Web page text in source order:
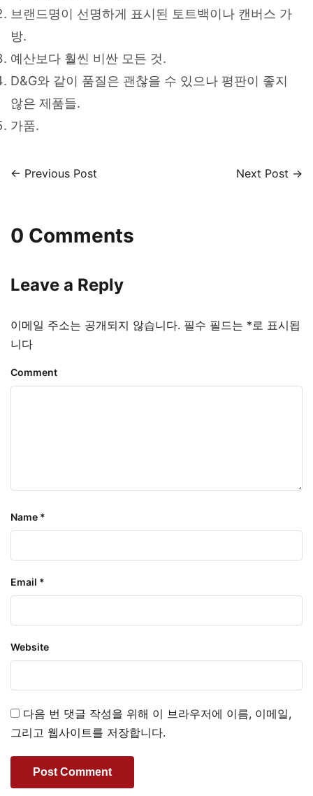
브랜드명이 선명하게 표시된 토트백이나 캔버스 가
방.
예산보다 훨씬 비싼 모든 것.
D&G와 같이 품질은 괜찮을 수 있으나 평판이 좋지
않은 제품들.
가품.
← Previous Post Next Post →
0 Comments
Leave a Reply
이메일 주소는 공개되지 않습니다. 필수 필드는 * 로 표시됩
니다
Comment
Name *
Email *
Website
다음 번 댓글 작성을 위해 이 브라우저에 이름, 이메일,
그리고 웹사이트를 저장합니다.